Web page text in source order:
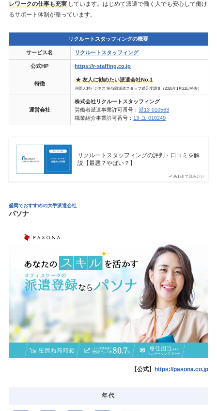
レワークの仕事も充実しています。はじめて派遣で働く人でも安心して働け
るサポート体制が整っています。
リクルートスタッフィングの概要
サービス名 リクルートスタッフィング
公式HP https://r-staffing.co.jp
特徴
★ 友人に勧めたい派遣会社No.1
月間人材ビジネス 第43回派遣スタッフ満足度調査（2026年1月21日発表）
運営会社
株式会社リクルートスタッフィング
労働者派遣事業許可番号：派13-010563
職業紹介事業許可番号： 13-ユ-010249
あわせて読みたい
リクルートスタッフィングの評判・口コミを解
説【最悪？やばい？】
盛岡でおすすめの大手派遣会社:
パソナ
【公式】 https://pasona.co.jp
年代